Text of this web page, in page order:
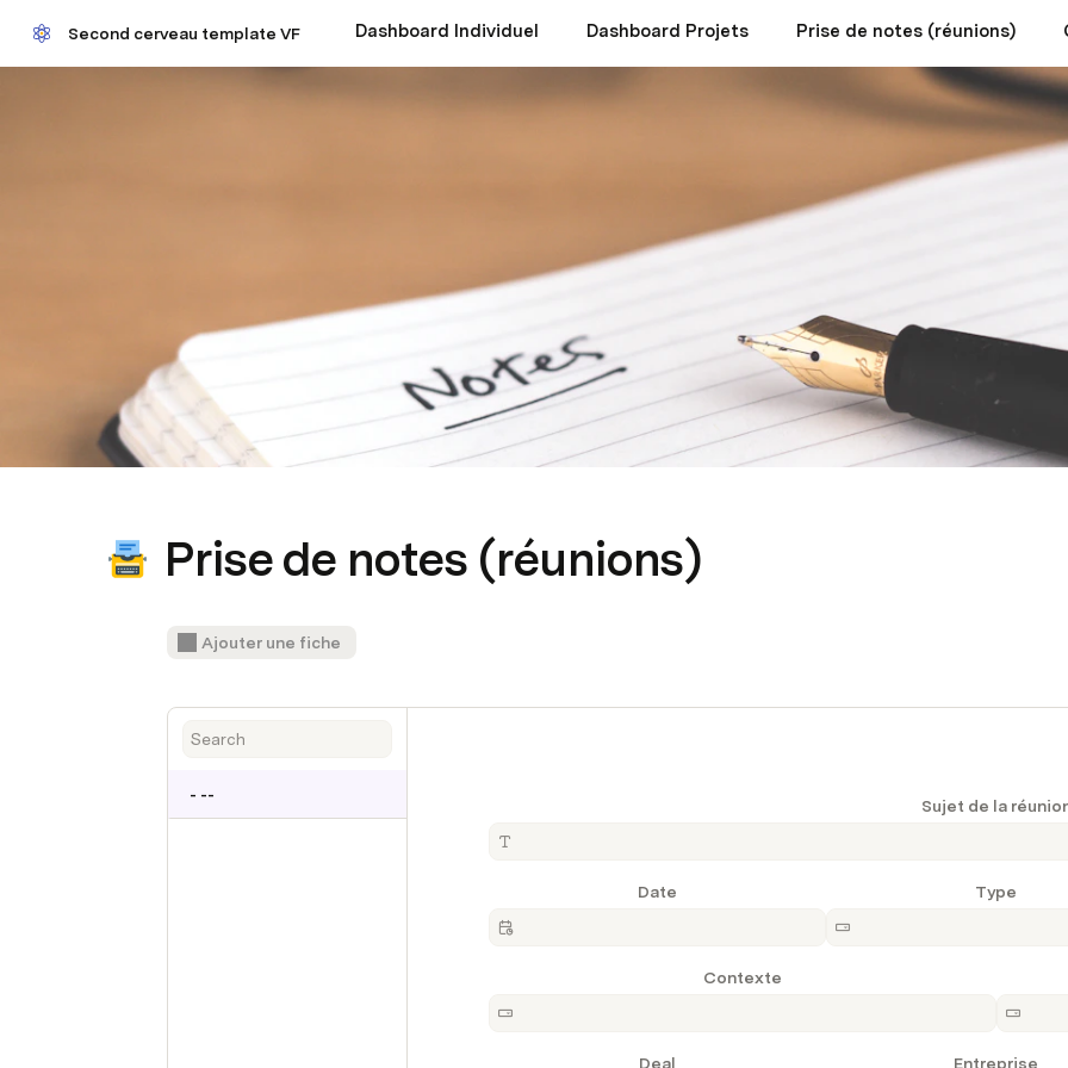
Second cerveau template VF Dashboard Individuel Dashboard Projets Prise de notes (réunions)
Prise de notes (réunions)
Ajouter une fiche
- --
Sujet de la
Date Type
Contexte
Deal Entreprise